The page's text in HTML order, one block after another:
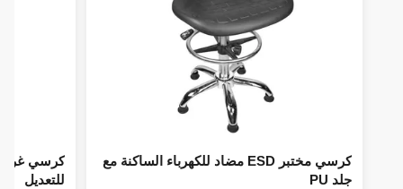
كرسي مختبر ESD مضاد للكهرباء الساكنة مع
للتعديل